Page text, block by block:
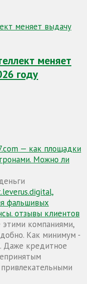
меняет
году
— как площадки
Можно ли
фальшивых
отзывы клиентов
компаниями,
Как минимум -
Даже кредитное